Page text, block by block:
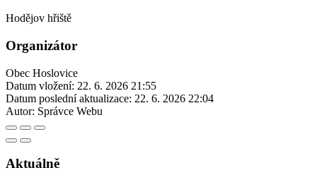
Hodějov hřiště
Organizátor
Obec Hoslovice
Datum vložení: 22. 6. 2026 21:55
Datum poslední aktualizace: 22. 6. 2026 22:04
Autor: Správce Webu
Aktuálně